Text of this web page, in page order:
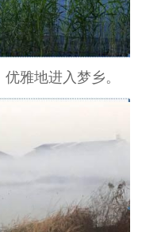
雅地进入梦乡。